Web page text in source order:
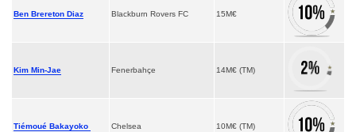
Ben Brereton Diaz Blackburn Rovers FC 15M€
Kim Min-Jae Fenerbahçe 14M€ (TM)
Tiémoué Bakayoko Chelsea 10M€ (TM)